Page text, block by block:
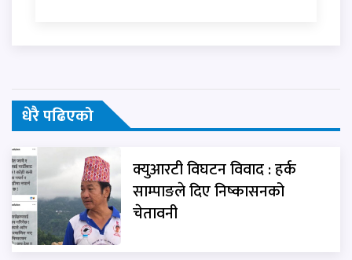
धेरै पढिएको
क्युआरटी विघटन विवाद : हर्क
साम्पाङले दिए निष्कासनको
चेतावनी